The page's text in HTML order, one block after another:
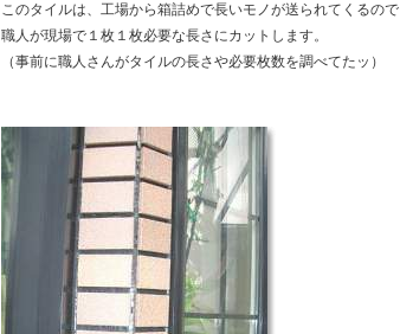
このタイルは、工場から箱詰めで長いモノが送られてくるので
職人が現場で１枚１枚必要な長さにカットします。
（事前に職人さんがタイルの長さや必要枚数を調べてたッ）